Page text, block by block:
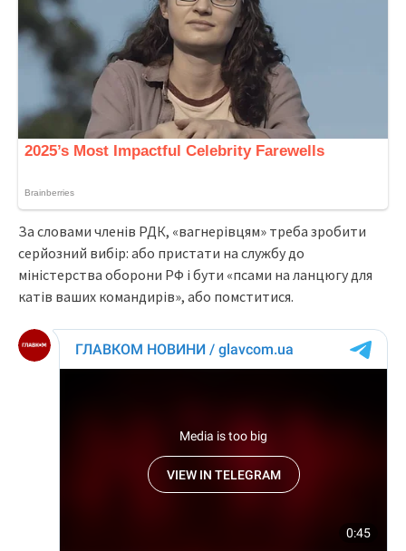
За словами членів РДК, «вагнерівцям» треба зробити
серйозний вибір: або пристати на службу до
міністерства оборони РФ і бути «псами на ланцюгу для
катів ваших командирів», або помститися.